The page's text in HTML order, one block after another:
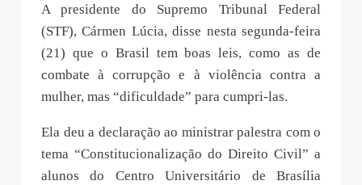
A presidente do Supremo Tribunal Federal
(STF), Cármen Lúcia, disse nesta segunda-feira
(21) que o Brasil tem boas leis, como as de
combate à corrupção e à violência contra a
mulher, mas “dificuldade” para cumpri-las.
Ela deu a declaração ao ministrar palestra com o
tema “Constitucionalização do Direito Civil” a
alunos do Centro Universitário de Brasília